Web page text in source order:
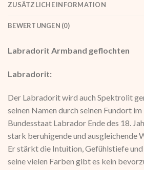
ZUSÄTZLICHE INFORMATION
BEWERTUNGEN (0)
Labradorit Armband geflochten
Labradorit:
Der Labradorit wird auch Spektrolit
seinen Namen durch seinen Fundort
Bundesstaat Labrador Ende des 18.
stark beruhigende und ausgleichende
Er stärkt die Intuition, Gefühlstiefe
seine vielen Farben gibt es kein